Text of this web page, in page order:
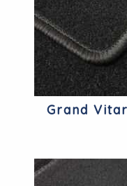
Grand